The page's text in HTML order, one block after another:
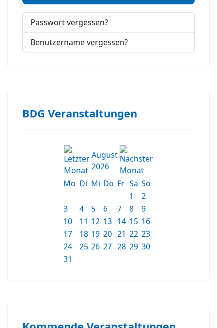
Passwort vergessen?
Benutzername vergessen?
BDG Veranstaltungen
August
2026
Mo Di Mi Do Fr Sa So
1
2
3
4 5 6 7 8
9
10
11 12 13 14 15 16
17
18 19 20 21 22 23
24
25 26 27 28 29 30
31